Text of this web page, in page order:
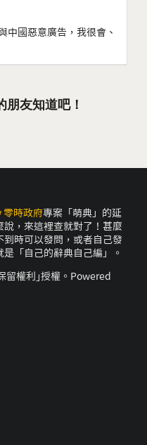
中國惡意廣告，我很會、
朋友知道吧！
零時政府專案「萌典」的延
，來這裡查就對了！甚麼
時可以發問，或者自己發
「自己的辭典自己編」。
留權利｣授權。Powered